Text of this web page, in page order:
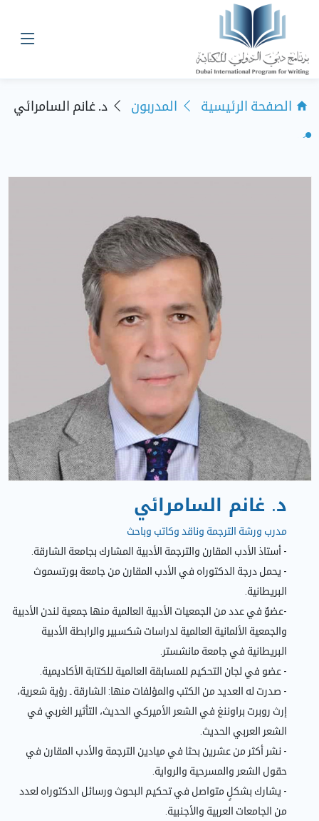
الصفحة الرئيسية المدربون د. غانم السامرائي
د. غانم السامرائي
مدرب ورشة الترجمة وناقد وكاتب وباحث
- أستاذ الأدب المقارن والترجمة الأدبية المشارك بجامعة الشارقة.
- يحمل درجة الدكتوراه في الأدب المقارن من جامعة بورتسموث
البريطانية.
-عضوٌ في عدد من الجمعيات الأدبية العالمية منها جمعية لندن الأدبية
والجمعية الألمانية العالمية لدراسات شكسبير والرابطة الأدبية
البريطانية في جامعة مانشستر.
- عضو في لجان التحكيم للمسابقة العالمية للكتابة الأكاديمية.
- صدرت له العديد من الكتب والمؤلفات منها: الشارقة ـ رؤية شعرية،
إرث روبرت براوننغ في الشعر الأميركي الحديث، التأثير الغربي في
الشعر العربي الحديث.
- نشر أكثر من عشرين بحثا في ميادين الترجمة والأدب المقارن في
حقول الشعر والمسرحية والرواية.
- يشارك بشكلٍ متواصل في تحكيم البحوث ورسائل الدكتوراه لعدد
من الجامعات العربية والأجنبية.